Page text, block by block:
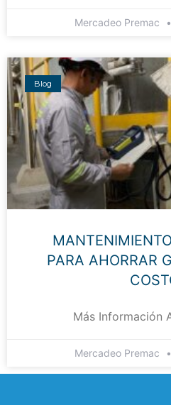
Mercadeo Premac
Blog
PARA AHORRAR
Más Información
Mercadeo Premac